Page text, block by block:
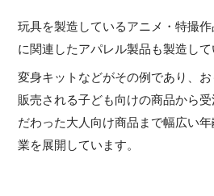
玩具を製造しているアニメ・特撮
に関連したアパレル製品も製造して
変身キットなどがその例であり、
販売される子ども向けの商品から
だわった大人向け商品まで幅広い
業を展開しています。